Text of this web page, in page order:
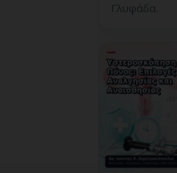
Γλυφάδα.